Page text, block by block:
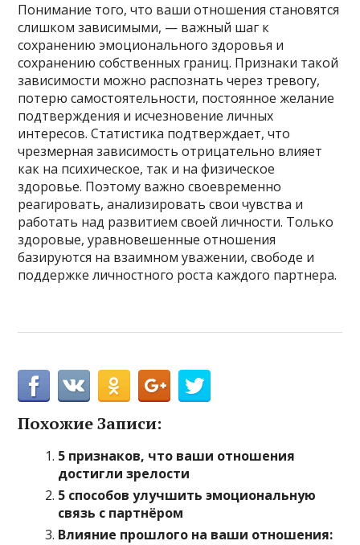
Понимание того, что ваши отношения становятся
слишком зависимыми, — важный шаг к
сохранению эмоционального здоровья и
сохранению собственных границ. Признаки такой
зависимости можно распознать через тревогу,
потерю самостоятельности, постоянное желание
подтверждения и исчезновение личных
интересов. Статистика подтверждает, что
чрезмерная зависимость отрицательно влияет
как на психическое, так и на физическое
здоровье. Поэтому важно своевременно
реагировать, анализировать свои чувства и
работать над развитием своей личности. Только
здоровые, уравновешенные отношения
базируются на взаимном уважении, свободе и
поддержке личностного роста каждого партнера.
Похожие Записи:
5 признаков, что ваши отношения
достигли зрелости
5 способов улучшить эмоциональную
связь с партнёром
Влияние прошлого на ваши отношения: